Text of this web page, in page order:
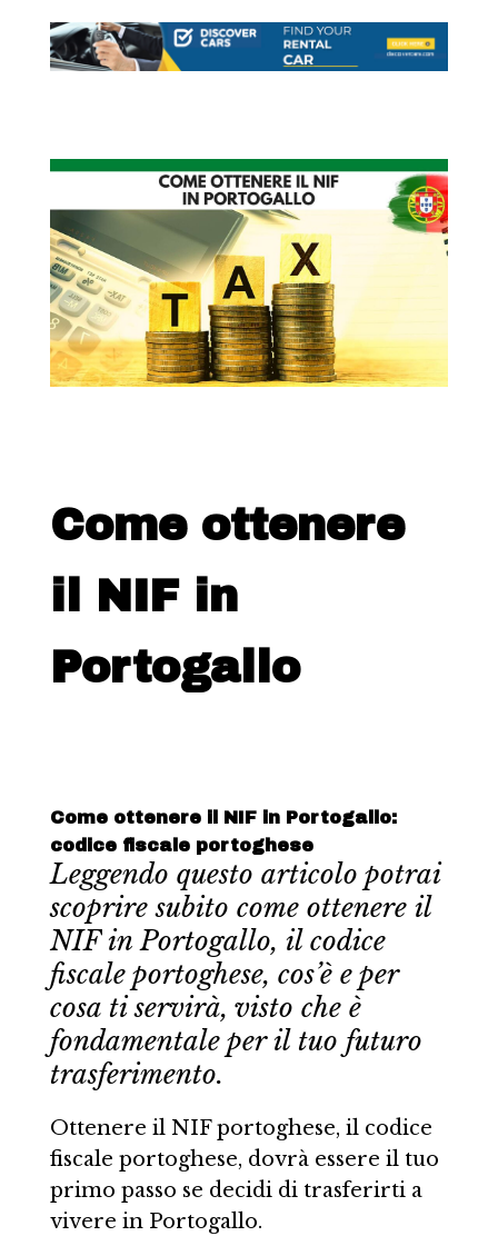
Come ottenere
il NIF in
Portogallo
Come ottenere il NIF in Portogallo:
codice fiscale portoghese
Leggendo questo articolo potrai
scoprire subito come ottenere il
NIF in Portogallo, il codice
fiscale portoghese, cos’è e per
cosa ti servirà, visto che è
fondamentale per il tuo futuro
trasferimento.
Ottenere il NIF portoghese, il codice
fiscale portoghese, dovrà essere il tuo
primo passo se decidi di trasferirti a
vivere in Portogallo.